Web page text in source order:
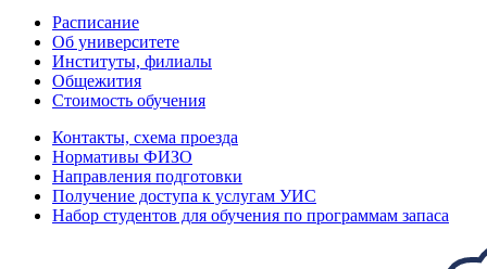
Расписание
Об университете
Институты, филиалы
Общежития
Стоимость обучения
Контакты, схема проезда
Нормативы ФИЗО
Направления подготовки
Получение доступа к услугам УИС
Набор студентов для обучения по программам запаса